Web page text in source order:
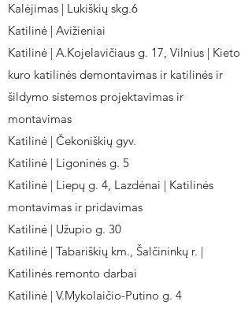
Kalėjimas | Lukiškių skg.6
Katilinė | Avižieniai
Katilinė | A.Kojelavičiaus g. 17, Vilnius | Kieto
kuro katilinės demontavimas ir katilinės ir
šildymo sistemos projektavimas ir
montavimas
Katilinė | Čekoniškių gyv.
Katilinė | Ligoninės g. 5
Katilinė | Liepų g. 4, Lazdėnai | Katilinės
montavimas ir pridavimas
Katilinė | Užupio g. 30
Katilinė | Tabariškių km., Šalčininkų r. |
Katilinės remonto darbai
Katilinė | V.Mykolaičio-Putino g. 4